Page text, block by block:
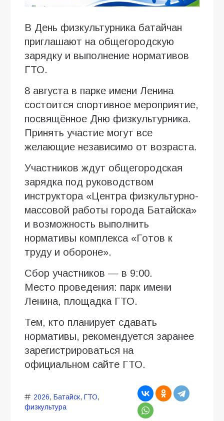
В День физкультурника батайчан
приглашают на общегородскую
зарядку и выполнение нормативов
ГТО.
8 августа в парке имени Ленина
состоится спортивное мероприятие,
посвящённое Дню физкультурника.
Принять участие могут все
желающие независимо от возраста.
Участников ждут общегородская
зарядка под руководством
инструктора «Центра физкультурно-
массовой работы города Батайска»
и возможность выполнить
нормативы комплекса «Готов к
труду и обороне».
Сбор участников — в 9:00.
Место проведения: парк имени
Ленина, площадка ГТО.
Тем, кто планирует сдавать
нормативы, рекомендуется заранее
зарегистрироваться на
официальном сайте ГТО.
2026, Батайск, ГТО,
физкультура